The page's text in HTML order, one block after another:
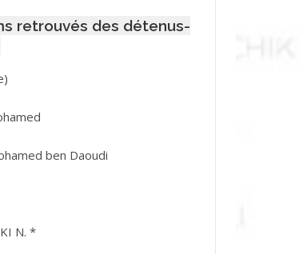
retrouvés des détenus-
Post
3416
ben Daoudi
N. *